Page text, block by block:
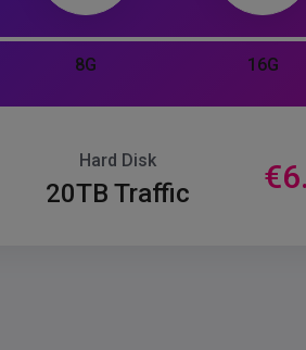
8G 16G
Hard Disk
20TB Traffic